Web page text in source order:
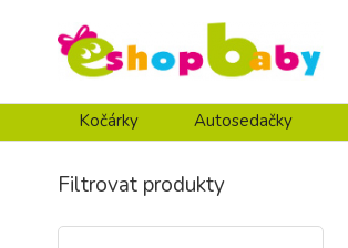
Kočárky Autosedačky
Filtrovat produkty